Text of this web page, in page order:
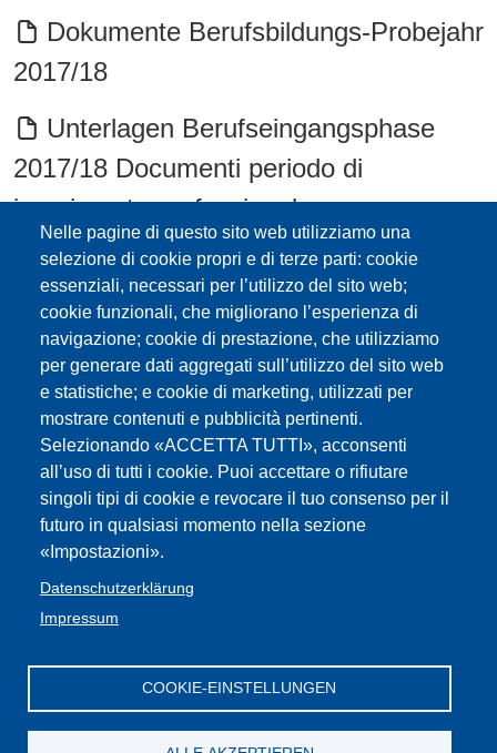
Nelle pagine di questo sito web utilizziamo una
selezione di cookie propri e di terze parti: cookie
essenziali, necessari per l’utilizzo del sito web;
cookie funzionali, che migliorano l’esperienza di
navigazione; cookie di prestazione, che utilizziamo
per generare dati aggregati sull’utilizzo del sito web
e statistiche; e cookie di marketing, utilizzati per
mostrare contenuti e pubblicità pertinenti.
Selezionando «ACCETTA TUTTI», acconsenti
all’uso di tutti i cookie. Puoi accettare o rifiutare
singoli tipi di cookie e revocare il tuo consenso per il
futuro in qualsiasi momento nella sezione
«Impostazioni».
Datenschutzerklärung
Impressum
COOKIE-EINSTELLUNGEN
Dokumente Berufsbildungs-Probejahr
2017/18
Unterlagen Berufseingangsphase
2017/18 Documenti periodo di
inserimento professionale
Delibera 10/2017 anno di
prova/formazion Beschluss Probe-
Berufsbildung 2017
modulo autocertificazione immessi in
ruolo 2015
Decreto ministeriale 850 Anno di
prova e formazione e nota ministeriale
Comunicato Intendenza immessi in
ruolo settembre 2015